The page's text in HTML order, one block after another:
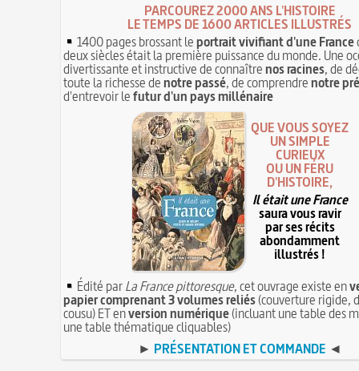
PARCOUREZ 2000 ANS L'HISTOIRE
LE TEMPS DE 1600 ARTICLES ILLUSTRÉS
1400 pages brossant leportrait vivifiant d'une France
deux siècles était la première puissance du monde. Une
divertissante et instructive de connaîtrenos racines, de
toute la richesse denotre passé, de comprendrenotre
d'entrevoir lefutur d'un pays millénaire
QUE VOUS SOYEZ
UN SIMPLE
CURIEUX
OU UN FÉRU
D'HISTOIRE,
Il était une France
saura vous ravir
par ses récits
abondamment
illustrés !
Édité parLa France pittoresque, cet ouvrage existe en
papier comprenant 3 volumes reliés(couverture rigide,
cousu) ET enversion numérique(incluant une table des
une table thématique cliquables)
► PRÉSENTATION ET COMMANDE ◄